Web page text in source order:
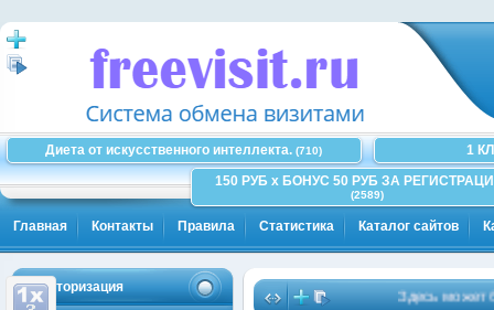
Диета от искусственного интеллекта. (710)
1
150 РУБ x БОНУС 50 РУБ ЗА
(2589)
Главная Контакты Правила Статистика Каталог сайтов
Авторизация
Здесь может быть